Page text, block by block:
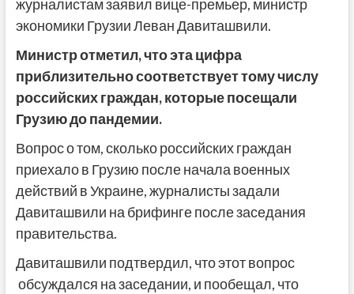
журналистам заявил вице-премьер, министр
экономики Грузии Леван Давиташвили.
Министр отметил, что эта цифра
приблизительно соответствует тому числу
российских граждан, которые посещали
Грузию до пандемии.
Вопрос о том, сколько российских граждан
приехало в Грузию после начала военных
действий в Украине, журналисты задали
Давиташвили на брифинге после заседания
правительства.
Давиташвили подтвердил, что этот вопрос
обсуждался на заседании, и пообещал, что